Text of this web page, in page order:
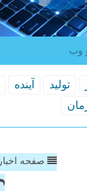
وب
تولید آینده
صفحه اخبار